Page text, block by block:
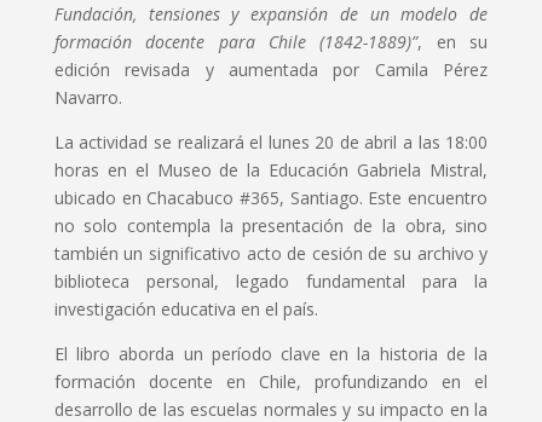
Fundación, tensiones y expansión de un modelo de
formación docente para Chile (1842-1889)”, en su
edición revisada y aumentada por Camila Pérez
Navarro.
La actividad se realizará el lunes 20 de abril a las 18:00
horas en el Museo de la Educación Gabriela Mistral,
ubicado en Chacabuco #365, Santiago. Este encuentro
no solo contempla la presentación de la obra, sino
también un significativo acto de cesión de su archivo y
biblioteca personal, legado fundamental para la
investigación educativa en el país.
El libro aborda un período clave en la historia de la
formación docente en Chile, profundizando en el
desarrollo de las escuelas normales y su impacto en la